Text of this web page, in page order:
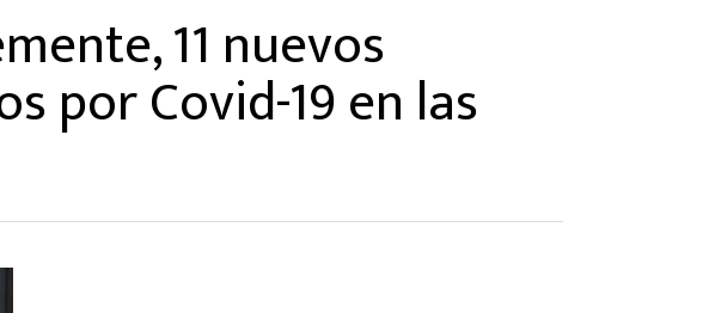
11 nuevos
por Covid-19 en las